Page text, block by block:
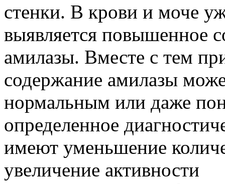
стенки. В крови и моче
выявляется повышенное
амилазы. Вместе с тем
содержание амилазы
нормальным или даже
определенное
имеют уменьшение
увеличение активности